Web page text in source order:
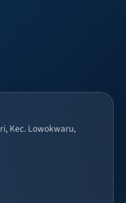
Kec. Lowokwaru,